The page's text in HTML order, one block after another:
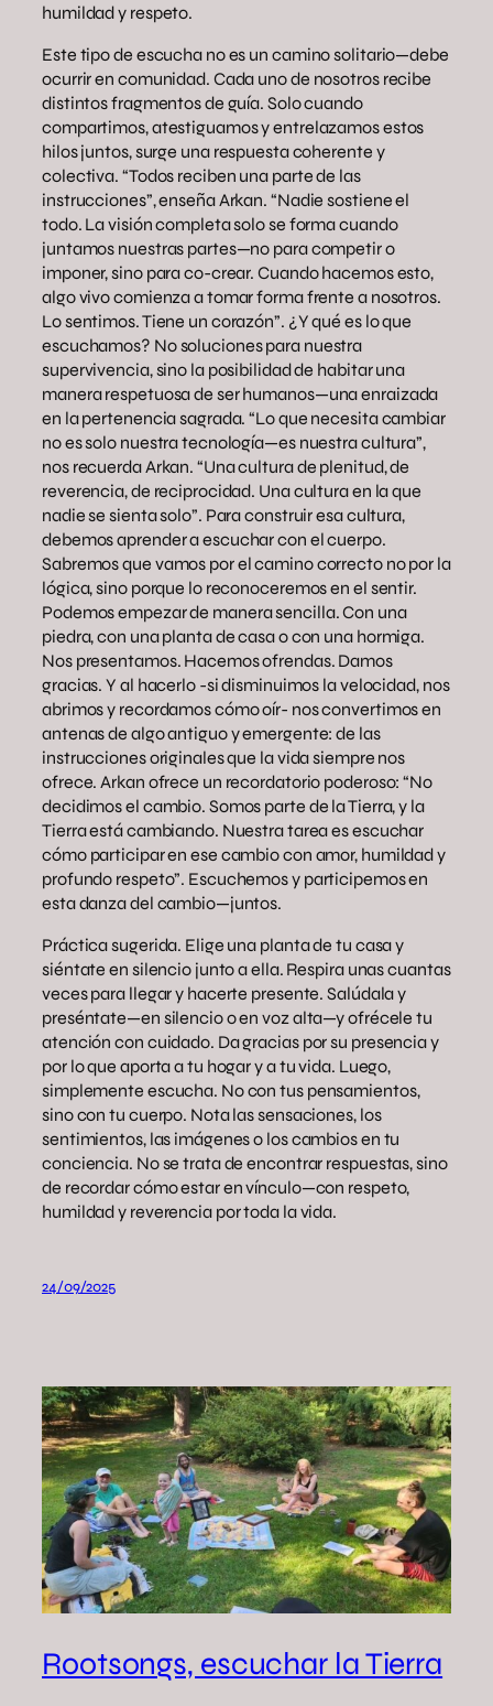
humildad y respeto.
Este tipo de escucha no es un camino solitario—debe
ocurrir en comunidad. Cada uno de nosotros recibe
distintos fragmentos de guía. Solo cuando
compartimos, atestiguamos y entrelazamos estos
hilos juntos, surge una respuesta coherente y
colectiva. “Todos reciben una parte de las
instrucciones”, enseña Arkan. “Nadie sostiene el
todo. La visión completa solo se forma cuando
juntamos nuestras partes—no para competir o
imponer, sino para co-crear. Cuando hacemos esto,
algo vivo comienza a tomar forma frente a nosotros.
Lo sentimos. Tiene un corazón”. ¿Y qué es lo que
escuchamos? No soluciones para nuestra
supervivencia, sino la posibilidad de habitar una
manera respetuosa de ser humanos—una enraizada
en la pertenencia sagrada. “Lo que necesita cambiar
no es solo nuestra tecnología—es nuestra cultura”,
nos recuerda Arkan. “Una cultura de plenitud, de
reverencia, de reciprocidad. Una cultura en la que
nadie se sienta solo”. Para construir esa cultura,
debemos aprender a escuchar con el cuerpo.
Sabremos que vamos por el camino correcto no por la
lógica, sino porque lo reconoceremos en el sentir.
Podemos empezar de manera sencilla. Con una
piedra, con una planta de casa o con una hormiga.
Nos presentamos. Hacemos ofrendas. Damos
gracias. Y al hacerlo -si disminuimos la velocidad, nos
abrimos y recordamos cómo oír- nos convertimos en
antenas de algo antiguo y emergente: de las
instrucciones originales que la vida siempre nos
ofrece. Arkan ofrece un recordatorio poderoso: “No
decidimos el cambio. Somos parte de la Tierra, y la
Tierra está cambiando. Nuestra tarea es escuchar
cómo participar en ese cambio con amor, humildad y
profundo respeto”. Escuchemos y participemos en
esta danza del cambio—juntos.
Práctica sugerida. Elige una planta de tu casa y
siéntate en silencio junto a ella. Respira unas cuantas
veces para llegar y hacerte presente. Salúdala y
preséntate—en silencio o en voz alta—y ofrécele tu
atención con cuidado. Da gracias por su presencia y
por lo que aporta a tu hogar y a tu vida. Luego,
simplemente escucha. No con tus pensamientos,
sino con tu cuerpo. Nota las sensaciones, los
sentimientos, las imágenes o los cambios en tu
conciencia. No se trata de encontrar respuestas, sino
de recordar cómo estar en vínculo—con respeto,
humildad y reverencia por toda la vida.
24/09/2025
Rootsongs, escuchar la Tierra